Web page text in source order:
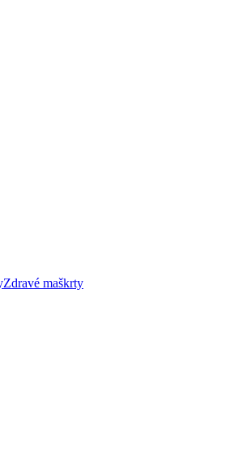
Zdravé maškrty